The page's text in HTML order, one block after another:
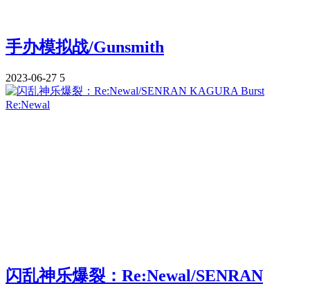
手办模拟战/Gunsmith
2023-06-27 5
闪乱神乐爆裂：Re:Newal/SENRAN